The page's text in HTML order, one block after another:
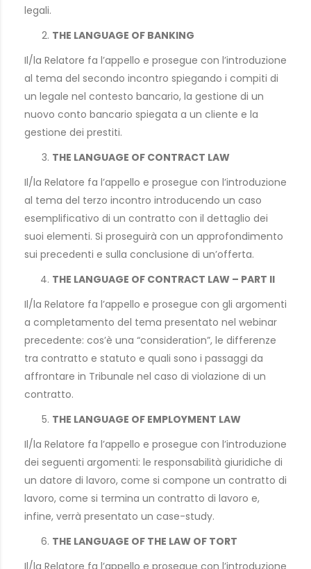
legali.
THE LANGUAGE OF BANKING
Il/la Relatore fa l’appello e prosegue con l’introduzione
al tema del secondo incontro spiegando i compiti di
un legale nel contesto bancario, la gestione di un
nuovo conto bancario spiegata a un cliente e la
gestione dei prestiti.
THE LANGUAGE OF CONTRACT LAW
Il/la Relatore fa l’appello e prosegue con l’introduzione
al tema del terzo incontro introducendo un caso
esemplificativo di un contratto con il dettaglio dei
suoi elementi. Si proseguirà con un approfondimento
sui precedenti e sulla conclusione di un’offerta.
THE LANGUAGE OF CONTRACT LAW – PART II
Il/la Relatore fa l’appello e prosegue con gli argomenti
a completamento del tema presentato nel webinar
precedente: cos’è una “consideration”, le differenze
tra contratto e statuto e quali sono i passaggi da
affrontare in Tribunale nel caso di violazione di un
contratto.
THE LANGUAGE OF EMPLOYMENT LAW
Il/la Relatore fa l’appello e prosegue con l’introduzione
dei seguenti argomenti: le responsabilità giuridiche di
un datore di lavoro, come si compone un contratto di
lavoro, come si termina un contratto di lavoro e,
infine, verrà presentato un case-study.
THE LANGUAGE OF THE LAW OF TORT
Il/la Relatore fa l’appello e prosegue con l’introduzione